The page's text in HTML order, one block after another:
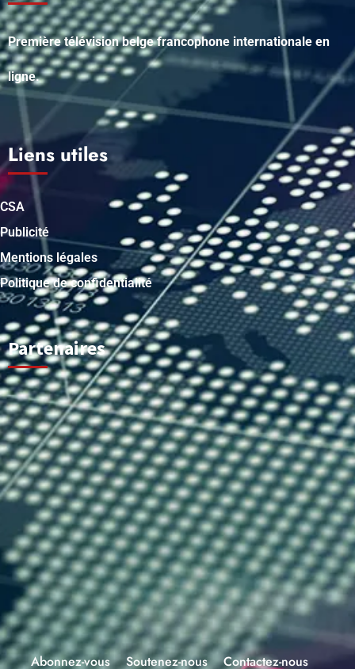
Première télévision belge francophone internationale en
ligne.
Liens utiles
CSA
Publicité
Mentions légales
Politique de confidentialité
Partenaires
Abonnez-vous Soutenez-nous Contactez-nous